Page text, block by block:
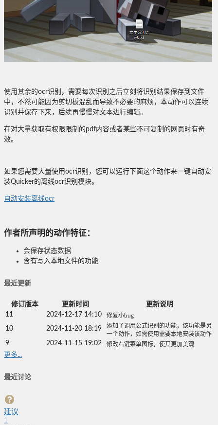
使用其余的ocr识别，需要每次识别之后立刻将识别结果保存到文件
中，不然可能因为剪切板混乱而导致不必要的麻烦，本动作可以连续
识别并保存下来，后续再慢慢对文本进行编辑。
在对大量获取有权限限制的pdf内容或者某些不可复制的网页时有奇
效。
如果您需要大量使用ocr识别，您可以运行下面这个动作来一键自动安
装Quicker的离线ocr识别模块。
自动安装离线ocr
作者所声明的动作特征：
会保存状态数据
含有写入本地文件的功能
最近更新
修订版本 更新时间
更新说明
11
2024-12-17 14:10 修复小bug
10 2024-11-20 18:19
添加了调用公式识别的功能，该功能是另
一个动作，如需使用需要本地安装该动作
9 2024-11-15 19:02 修改右键菜单图标，使其更加美观
更多...
最近讨论
建议
1